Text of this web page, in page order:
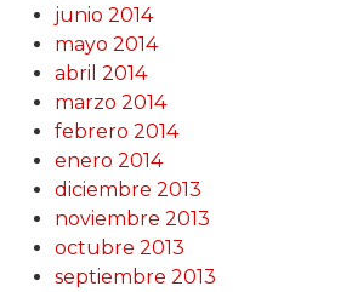
junio 2014
mayo 2014
abril 2014
marzo 2014
febrero 2014
enero 2014
diciembre 2013
noviembre 2013
octubre 2013
septiembre 2013